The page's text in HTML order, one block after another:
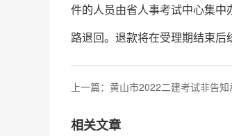
件的人员由省人事考试中心集
路退回。退款将在受理期结束后
上一篇： 黄山市2022二建考试非告
相关文章